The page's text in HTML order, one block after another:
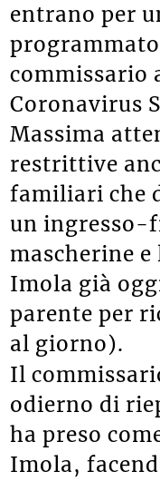
entrano per
commissario
Coronavirus
Massima
restrittive
familiari che
un ingresso-
mascherine
Imola già
parente per
al giorno).
Il
odierno di
ha preso
Imola,